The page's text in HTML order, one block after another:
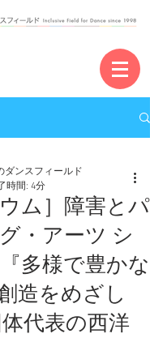
ム］障害とパ
・アーツ シ
多様で豊かな
造をめざし
代表の西洋
ダンスフィールド
時間: 4分